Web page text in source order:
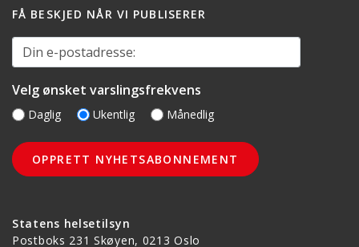
Statens helsetilsyn
Postboks 231 Skøyen, 0213 Oslo
FÅ BESKJED NÅR VI PUBLISERER
Din e-postadresse:
Velg ønsket varslingsfrekvens
Daglig Ukentlig Månedlig